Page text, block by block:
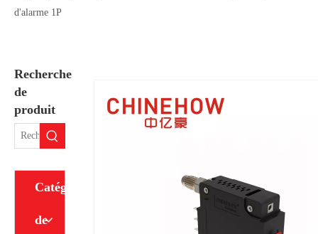
d'alarme 1P
Recherche
de
produit
Catégorie
de